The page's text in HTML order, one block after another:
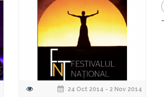
24 Oct 2014 - 2 Nov 2014